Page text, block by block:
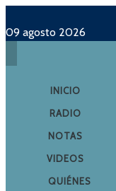
09 agosto 2026
INICIO
RADIO
NOTAS
VIDEOS
QUIÉNES